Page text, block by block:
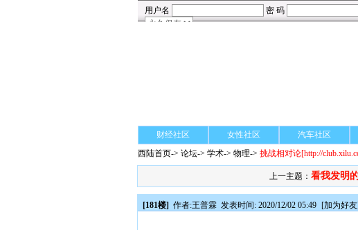
财经社区 女性社区 汽车社区
西陆首页-> 论坛-> 学术-> 物理-> 挑战相对论[http://
上一主题：看我发明
[181楼] 作者:王普霖 发表时间: 2020/12/02 05:49 [加为好友